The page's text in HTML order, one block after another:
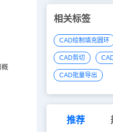
概
相关标签
CAD绘制填充圆环
CAD剪切
CAD批量导出
推荐